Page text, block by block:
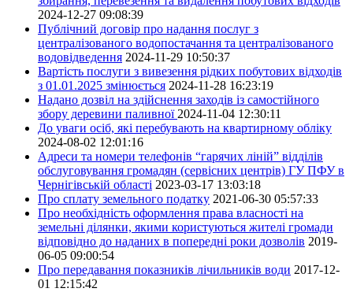
2024-12-27 09:08:39
Публічний договір про надання послуг з
централізованого водопостачання та централізованого
водовідведення 2024-11-29 10:50:37
Вартість послуги з вивезення рідких побутових відходів
з 01.01.2025 змінюється 2024-11-28 16:23:19
Надано дозвіл на здійснення заходів із самостійного
збору деревини паливної 2024-11-04 12:30:11
До уваги осіб, які перебувають на квартирному обліку
2024-08-02 12:01:16
Адреси та номери телефонів “гарячих ліній” відділів
обслуговування громадян (сервісних центрів) ГУ ПФУ в
Чернігівській області 2023-03-17 13:03:18
Про сплату земельного податку 2021-06-30 05:57:33
Про необхідність оформлення права власності на
земельні ділянки, якими користуються жителі громади
відповідно до наданих в попередні роки дозволів 2019-
06-05 09:00:54
Про передавання показників лічильників води 2017-12-
01 12:15:42